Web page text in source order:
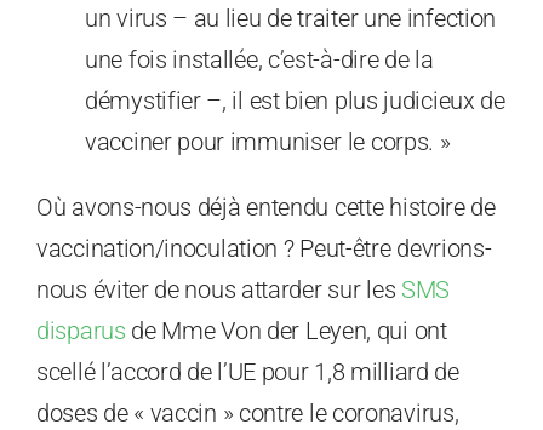
un virus – au lieu de traiter une infection
une fois installée, c’est-à-dire de la
démystifier –, il est bien plus judicieux de
vacciner pour immuniser le corps. »
Où avons-nous déjà entendu cette histoire de
vaccination/inoculation ? Peut-être devrions-
nous éviter de nous attarder sur les SMS
disparus de Mme Von der Leyen, qui ont
scellé l’accord de l’UE pour 1,8 milliard de
doses de « vaccin » contre le coronavirus,